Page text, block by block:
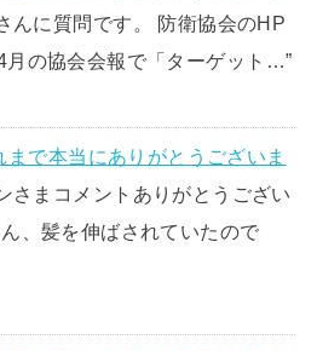
んに質問です。 防衛協会のHP
月の協会会報で「ターゲット…”
まで本当にありがとうございま
さまコメントありがとうござい
、髪を伸ばされていたので